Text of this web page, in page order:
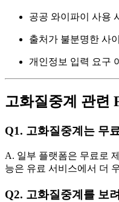
공공 와이파이 사용
출처가 불분명한 사
개인정보 입력 요구
고화질중계 관련
Q1. 고화질중계는 무
A. 일부 플랫폼은 무료로
능은 유료 서비스에서 더
Q2. 고화질중계를 보